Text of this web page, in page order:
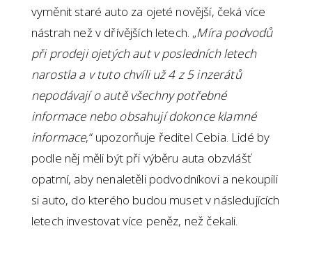
vyměnit staré auto za ojeté novější, čeká více
nástrah než v dřívějších letech. „Míra podvodů
při prodeji ojetých aut v posledních letech
narostla a v tuto chvíli už 4 z 5 inzerátů
nepodávají o autě všechny potřebné
informace nebo obsahují dokonce klamné
informace,“ upozorňuje ředitel Cebia. Lidé by
podle něj měli být při výběru auta obzvlášť
opatrní, aby nenaletěli podvodníkovi a nekoupili
si auto, do kterého budou muset v následujících
letech investovat více peněz, než čekali.